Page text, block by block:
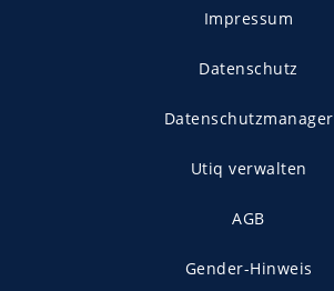
Impressum
Datenschutz
Datenschutzmanager
Utiq verwalten
AGB
Gender-Hinweis